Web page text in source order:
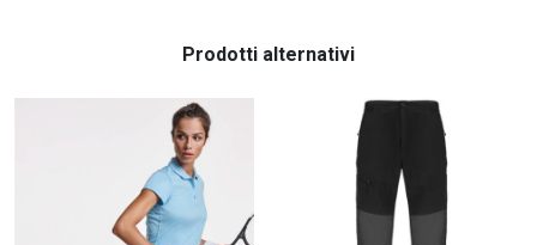
Prodotti alternativi